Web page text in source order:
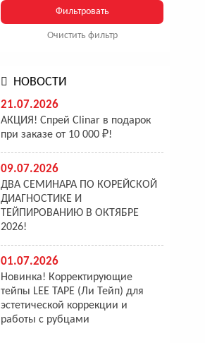
Очистить фильтр
НОВОСТИ
21.07.2026
АКЦИЯ! Спрей Clinar в подарок
при заказе от 10 000 ₽!
09.07.2026
ДВА СЕМИНАРА ПО КОРЕЙСКОЙ
ДИАГНОСТИКЕ И
ТЕЙПИРОВАНИЮ В ОКТЯБРЕ
2026!
01.07.2026
Новинка! Корректирующие
тейпы LEE TAPE (Ли Тейп) для
эстетической коррекции и
работы с рубцами